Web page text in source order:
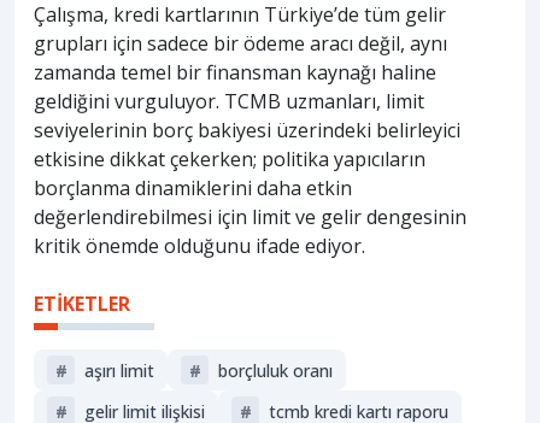
Çalışma, kredi kartlarının Türkiye’de tüm gelir
grupları için sadece bir ödeme aracı değil, aynı
zamanda temel bir finansman kaynağı haline
geldiğini vurguluyor. TCMB uzmanları, limit
seviyelerinin borç bakiyesi üzerindeki belirleyici
etkisine dikkat çekerken; politika yapıcıların
borçlanma dinamiklerini daha etkin
değerlendirebilmesi için limit ve gelir dengesinin
kritik önemde olduğunu ifade ediyor.
ETİKETLER
# aşırı limit #
borçluluk oranı
#
gelir limit ilişkisi # tcmb kredi kartı raporu